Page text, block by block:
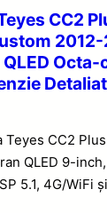
CC2
Octa-
Teyes CC2
QLED 9-
5.1, 4G/WiFi